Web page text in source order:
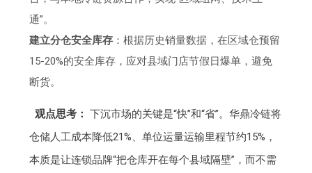
通”。
建立分仓安全库存 ：根据历史销量数据，在区域仓预留
15-20%的安全库存，应对县域门店节假日爆单，避免
断货。
观点思考： 下沉市场的关键是“快”和“省”。华鼎冷链将
仓储人工成本降低21%、单位运量运输里程节约15%，
本质是让连锁品牌“把仓库开在每个县域隔壁”，而不需